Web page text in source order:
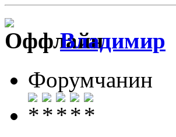
Влaдимир
Форумчанин